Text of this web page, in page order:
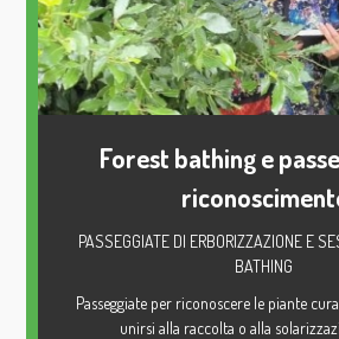
Forest bathing e
PASSEGGIATE DI ERBORIZZAZIONE E
BATHING
Passeggiate per riconoscere le piante
unirsi alla raccolta o alla